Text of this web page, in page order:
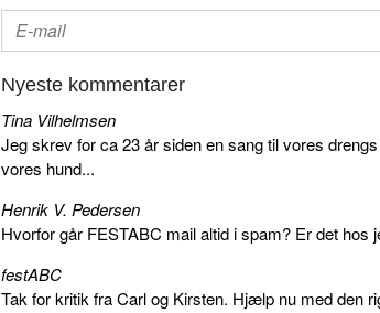
Nyeste kommentarer
Tina Vilhelmsen
Jeg skrev for ca 23 år siden en sang til vores
vores hund...
Henrik V. Pedersen
Hvorfor går FESTABC mail altid i spam? Er det hos
festABC
Tak for kritik fra Carl og Kirsten. Hjælp nu med den